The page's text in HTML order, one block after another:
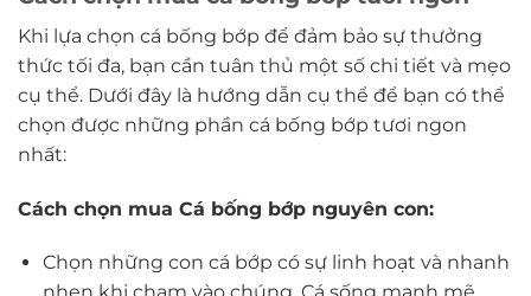
Khi lựa chọn cá bống bớp để đảm bảo sự thưởng
thức tối đa, bạn cần tuân thủ một số chi tiết và mẹo
cụ thể. Dưới đây là hướng dẫn cụ thể để bạn có thể
chọn được những phần cá bống bớp tươi ngon
nhất:
Cách chọn mua Cá bống bớp nguyên con:
Chọn những con cá bớp có sự linh hoạt và nhanh